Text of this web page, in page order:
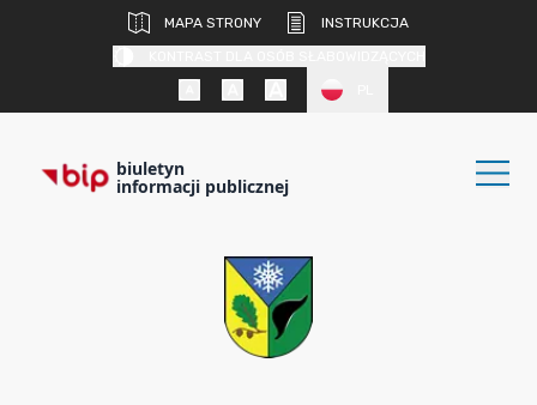
MAPA STRONY
INSTRUKCJA
biuletyn
informacji publicznej